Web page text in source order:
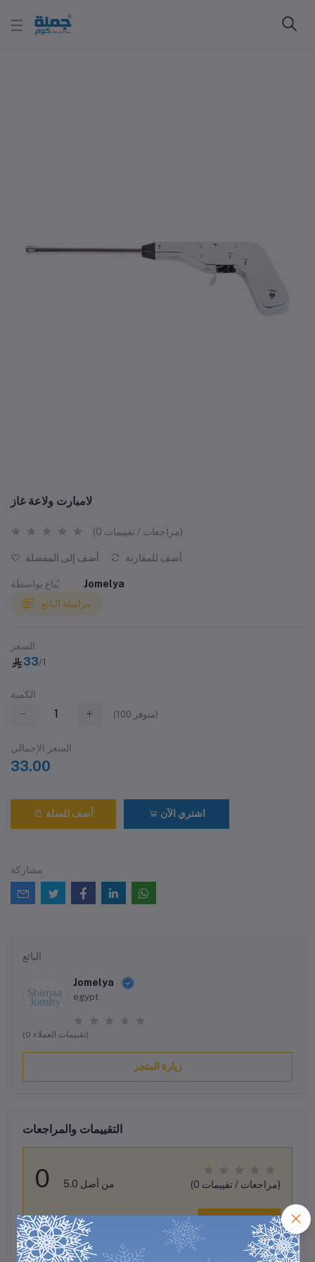
لامبارت ولاعة غاز
(0 مراجعات / تقييمات)
أضف إلى المفضلة أضف للمقارنة
يُباع بواسطة Jomelya
مراسلة البائع
السعر
33/1
الكمية
(100 متوفر)
السعر الإجمالي
33.00
أضف للسلة اشتري الآن
مشاركة
البائع
Jomelya
egypt
(0 تقييمات العملاء)
زيارة المتجر
التقييمات والمراجعات
0 من أصل 5.0 (0 مراجعات / تقييمات)
قيم هذا المنتج